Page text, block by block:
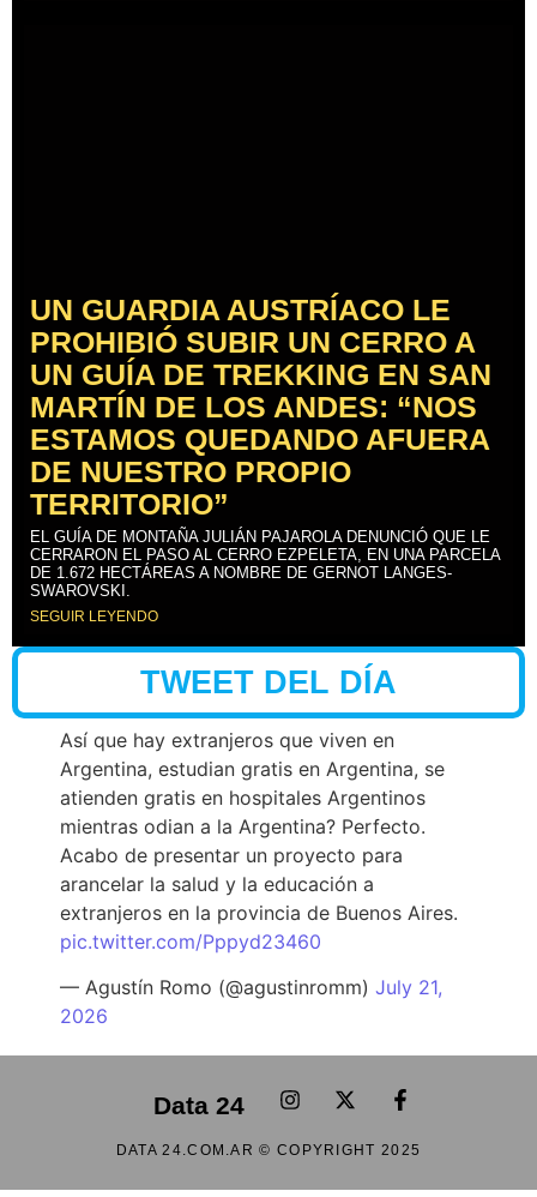
UN GUARDIA AUSTRÍACO LE
PROHIBIÓ SUBIR UN CERRO A
UN GUÍA DE TREKKING EN SAN
MARTÍN DE LOS ANDES: “NOS
ESTAMOS QUEDANDO AFUERA
DE NUESTRO PROPIO
TERRITORIO”
EL GUÍA DE MONTAÑA JULIÁN PAJAROLA DENUNCIÓ QUE LE
CERRARON EL PASO AL CERRO EZPELETA, EN UNA PARCELA
DE 1.672 HECTÁREAS A NOMBRE DE GERNOT LANGES-
SWAROVSKI.
SEGUIR LEYENDO
TWEET DEL DÍA
Así que hay extranjeros que viven en
Argentina, estudian gratis en Argentina, se
atienden gratis en hospitales Argentinos
mientras odian a la Argentina? Perfecto.
Acabo de presentar un proyecto para
arancelar la salud y la educación a
extranjeros en la provincia de Buenos Aires.
pic.twitter.com/Pppyd23460
— Agustín Romo (@agustinromm) July 21,
2026
Data 24
DATA 24.COM.AR © COPYRIGHT 2025